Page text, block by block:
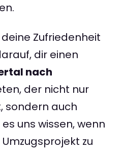
Zufriedenheit
dir einen
nach
der nicht nur
sondern auch
uns wissen, wenn
zu